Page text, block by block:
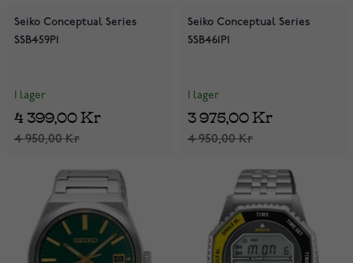
Seiko Conceptual Series
SSB459P1
I lager
4 950,00 Kr
4 399,00 Kr
Seiko Conceptual Series
SSB461P1
I lager
4 950,00 Kr
3 975,00 Kr